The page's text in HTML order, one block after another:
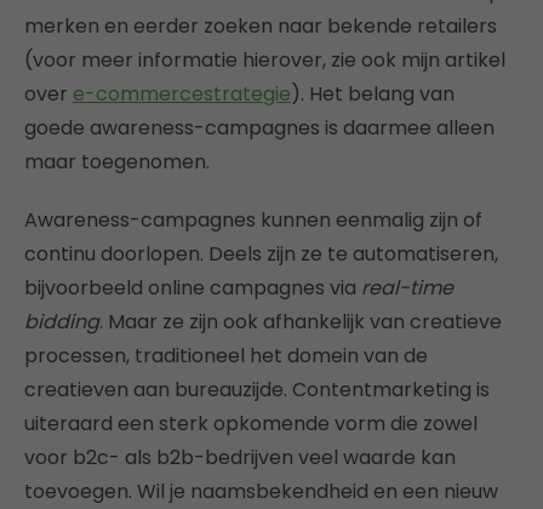
merken en eerder zoeken naar bekende retailers
(voor meer informatie hierover, zie ook mijn artikel
over e-commercestrategie). Het belang van
goede awareness-campagnes is daarmee alleen
maar toegenomen.
Awareness-campagnes kunnen eenmalig zijn of
continu doorlopen. Deels zijn ze te automatiseren,
bijvoorbeeld online campagnes via real-time
bidding. Maar ze zijn ook afhankelijk van creatieve
processen, traditioneel het domein van de
creatieven aan bureauzijde. Contentmarketing is
uiteraard een sterk opkomende vorm die zowel
voor b2c- als b2b-bedrijven veel waarde kan
toevoegen. Wil je naamsbekendheid en een nieuw